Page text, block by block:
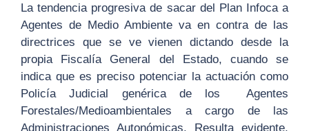
La tendencia progresiva de sacar del Plan Infoca a
Agentes de Medio Ambiente va en contra de las
directrices que se ve vienen dictando desde la
propia Fiscalía General del Estado, cuando se
indica que es preciso potenciar la actuación como
Policía Judicial genérica de los Agentes
Forestales/Medioambientales a cargo de las
Administraciones Autonómicas. Resulta evidente,